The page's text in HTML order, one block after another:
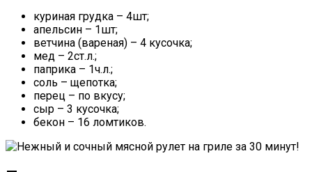
куриная грудка – 4шт;
апельсин – 1шт;
ветчина (вареная) – 4 кусочка;
мед – 2ст.л.;
паприка – 1ч.л.;
соль – щепотка;
перец – по вкусу;
сыр – 3 кусочка;
бекон – 16 ломтиков.